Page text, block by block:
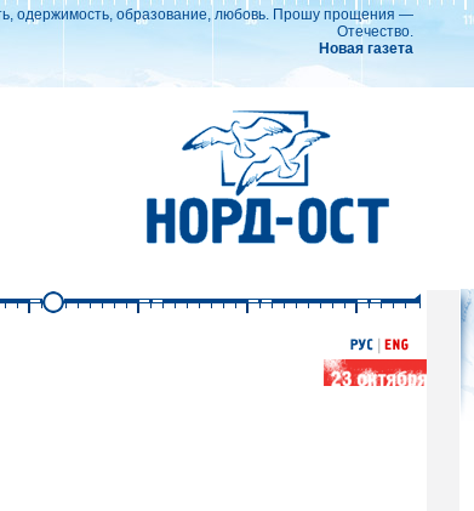
одержимость, образование, любовь. Прошу прощения —
Отечество.
Новая газета